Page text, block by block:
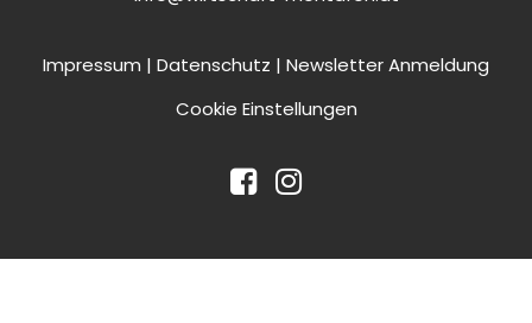
Impressum | Datenschutz | Newsletter Anmeldung
Cookie Einstellungen